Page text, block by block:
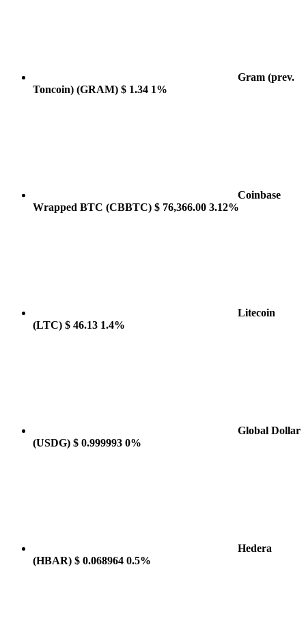
Gram (prev.
Toncoin) (GRAM) $ 1.34 1%
Coinbase
Wrapped BTC (CBBTC) $ 76,366.00 3.12%
Litecoin
(LTC) $ 46.13 1.4%
Global Dollar
(USDG) $ 0.999993 0%
Hedera
(HBAR) $ 0.068964 0.5%